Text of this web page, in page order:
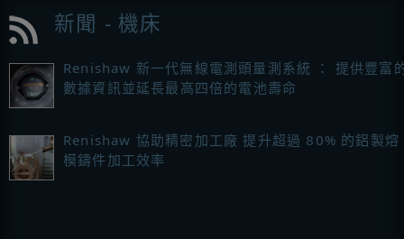
新聞 - 機床
Renishaw 新一代無線電測頭量測系統 ： 提供豐富
數據資訊並延長最高四倍的電池壽命
Renishaw 協助精密加工廠 提升超過 80% 的鋁製熔
模鑄件加工效率